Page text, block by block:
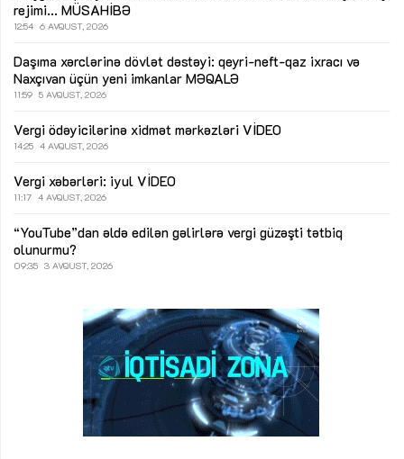
rejimi... MÜSAHİBƏ
12:54 6 AVQUST, 2026
Daşıma xərclərinə dövlət dəstəyi: qeyri-neft-qaz ixracı və
Naxçıvan üçün yeni imkanlar MƏQALƏ
11:59 5 AVQUST, 2026
Vergi ödəyicilərinə xidmət mərkəzləri VİDEO
14:25 4 AVQUST, 2026
Vergi xəbərləri: iyul VİDEO
11:17 4 AVQUST, 2026
“YouTube”dan əldə edilən gəlirlərə vergi güzəşti tətbiq
olunurmu?
09:35 3 AVQUST, 2026